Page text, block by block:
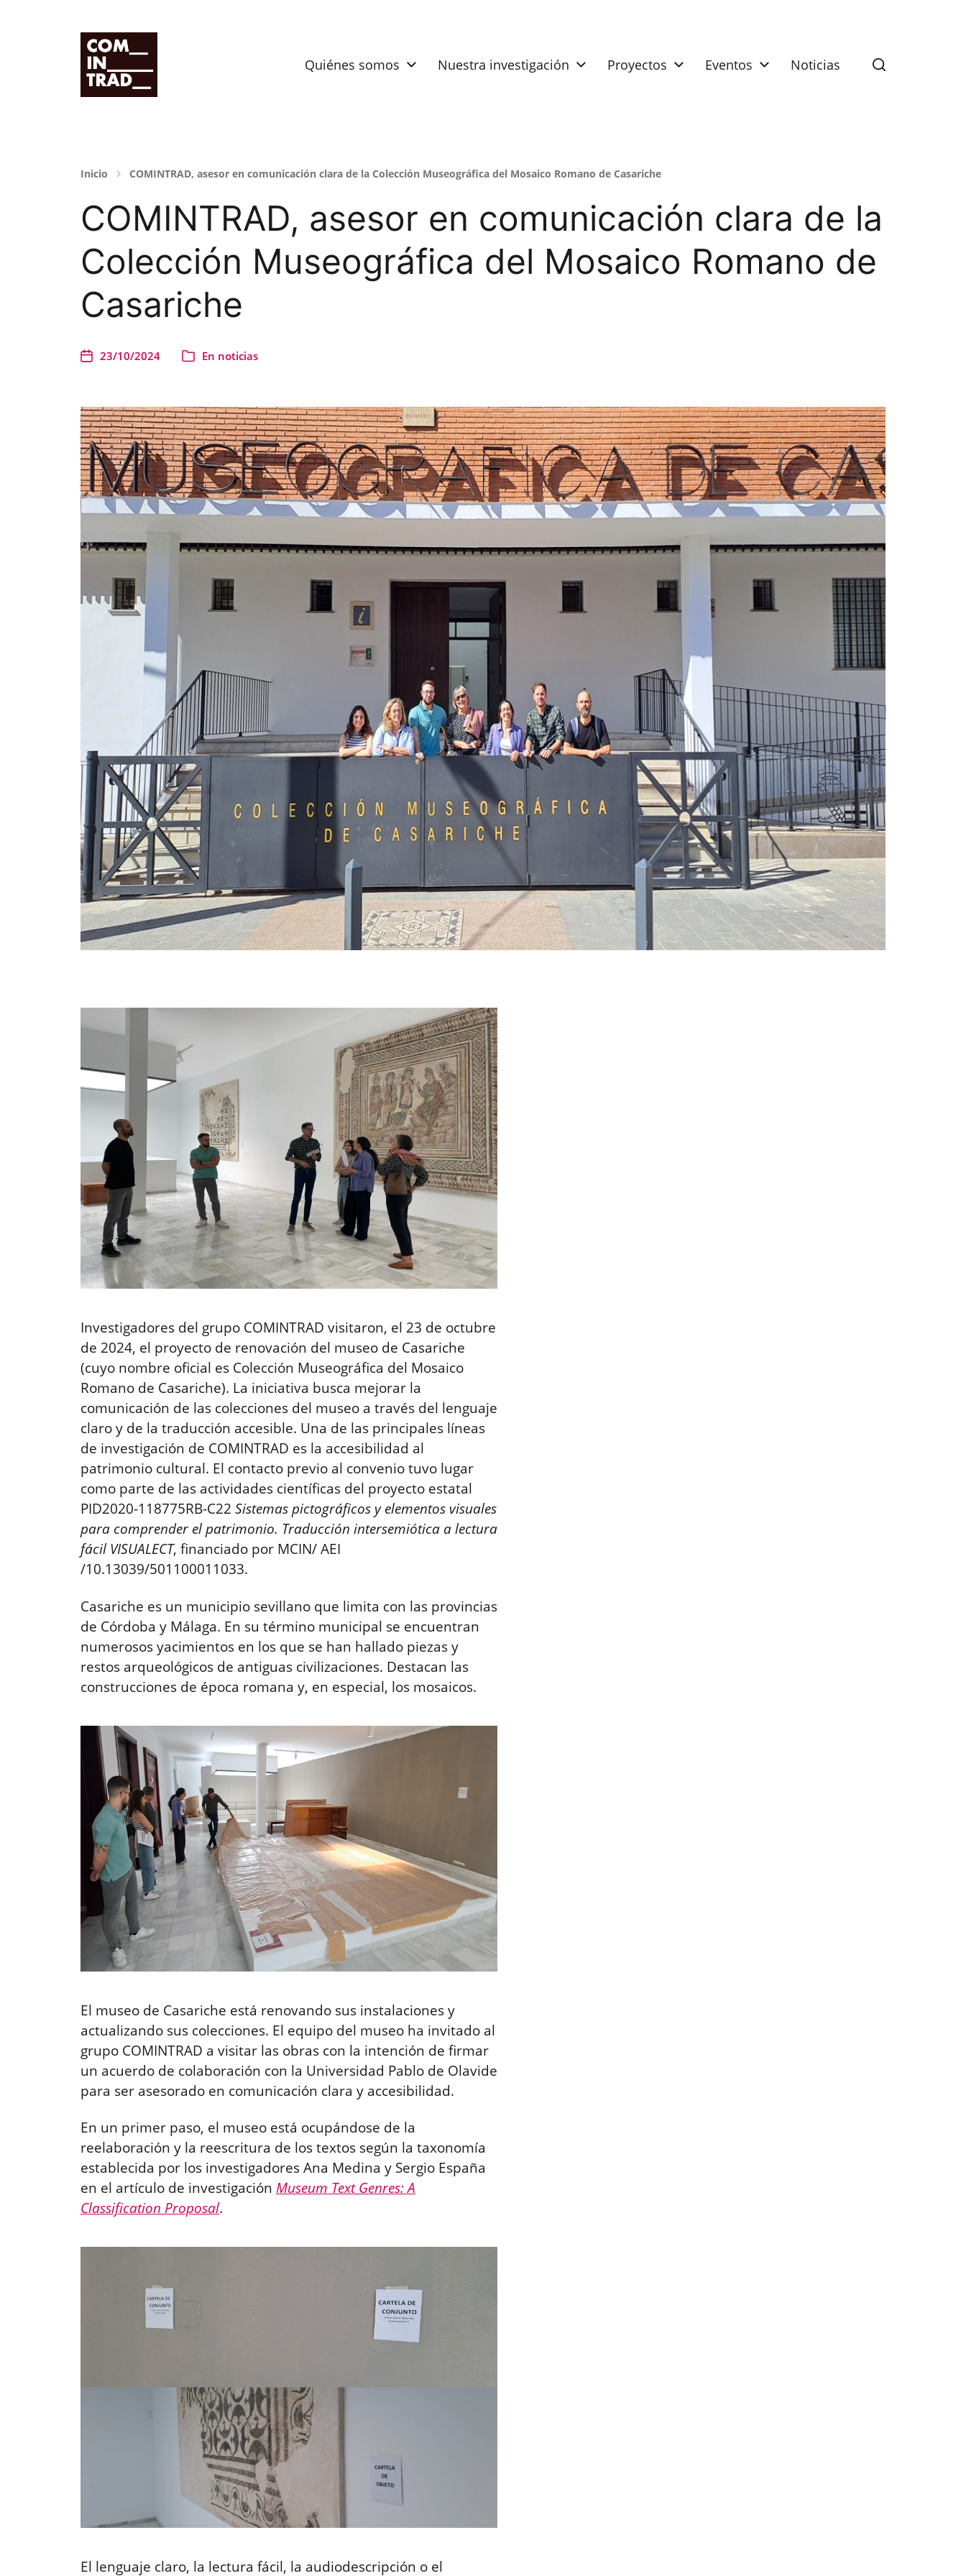
Grupo de investigación HUM-995 Quiénes somos Nuestra investigación Proyectos Eventos Noticias
Inicio COMINTRAD, asesor en comunicación clara de la Colección Museográfica del Mosaico Romano de Casariche
COMINTRAD, asesor en comunicación clara de la
Colección Museográfica del Mosaico Romano de
Casariche
23/10/2024 En noticias
Investigadores del grupo COMINTRAD visitaron, el 23 de octubre
de 2024, el proyecto de renovación del museo de Casariche
(cuyo nombre oficial es Colección Museográfica del Mosaico
Romano de Casariche). La iniciativa busca mejorar la
comunicación de las colecciones del museo a través del lenguaje
claro y de la traducción accesible. Una de las principales líneas
de investigación de COMINTRAD es la accesibilidad al
patrimonio cultural. El contacto previo al convenio tuvo lugar
como parte de las actividades científicas del proyecto estatal
PID2020-118775RB-C22 Sistemas pictográficos y elementos visuales
para comprender el patrimonio. Traducción intersemiótica a lectura
fácil VISUALECT, financiado por MCIN/ AEI
/10.13039/501100011033.
Casariche es un municipio sevillano que limita con las provincias
de Córdoba y Málaga. En su término municipal se encuentran
numerosos yacimientos en los que se han hallado piezas y
restos arqueológicos de antiguas civilizaciones. Destacan las
construcciones de época romana y, en especial, los mosaicos.
El museo de Casariche está renovando sus instalaciones y
actualizando sus colecciones. El equipo del museo ha invitado al
grupo COMINTRAD a visitar las obras con la intención de firmar
un acuerdo de colaboración con la Universidad Pablo de Olavide
para ser asesorado en comunicación clara y accesibilidad.
En un primer paso, el museo está ocupándose de la
reelaboración y la reescritura de los textos según la taxonomía
establecida por los investigadores Ana Medina y Sergio España
en el artículo de investigación Museum Text Genres: A
Classification Proposal.
El lenguaje claro, la lectura fácil, la audiodescripción o el